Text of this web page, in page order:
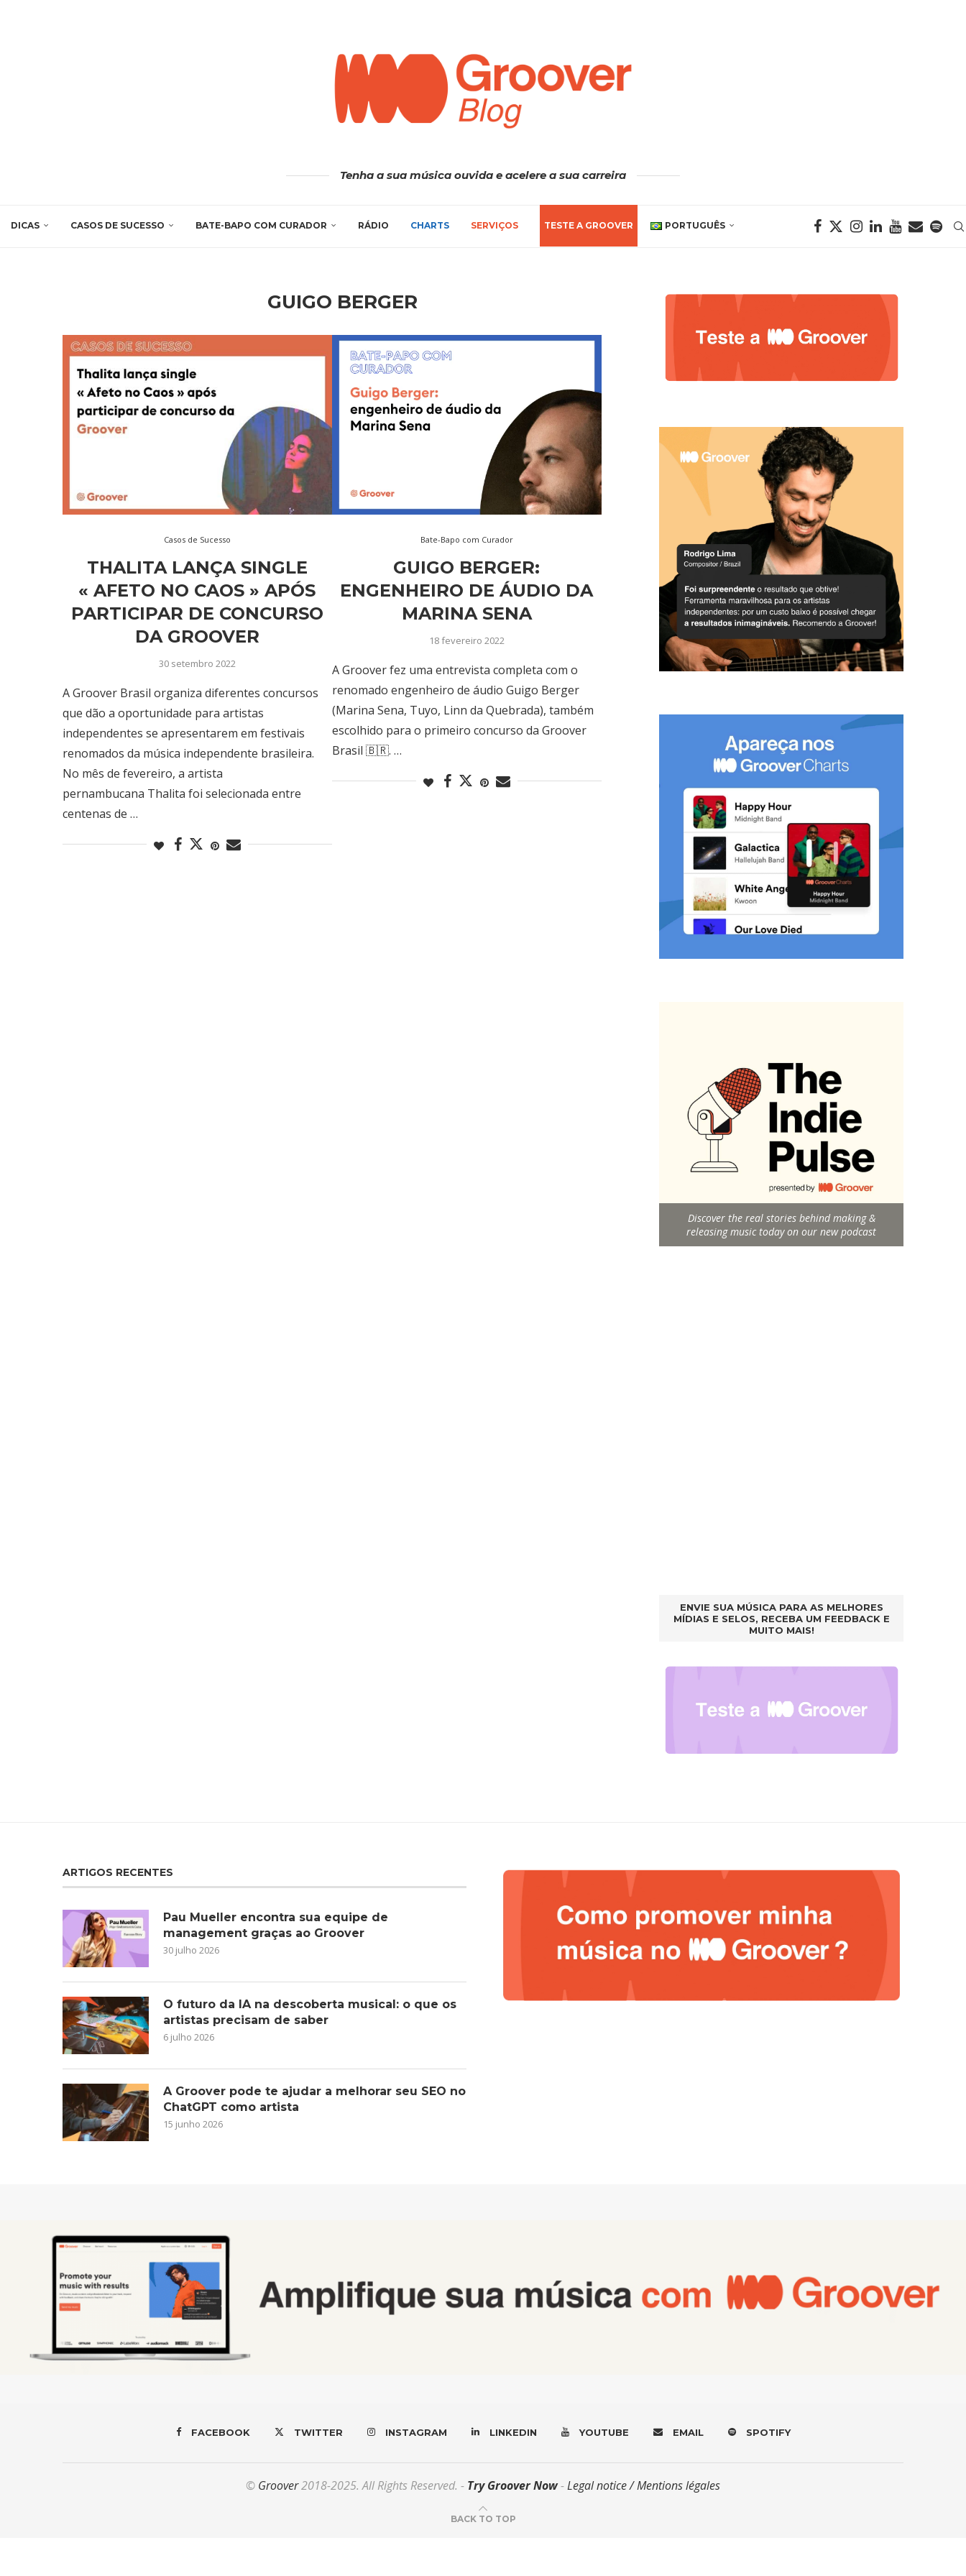
Tenha a sua música ouvida e acelere a sua carreira
DICAS CASOS DE SUCESSO BATE-BAPO COM CURADOR RÁDIO CHARTS SERVIÇOS TESTE A GROOVER PORTUGUÊS
GUIGO BERGER
Casos de Sucesso
THALITA LANÇA SINGLE
« AFETO NO CAOS » APÓS
PARTICIPAR DE CONCURSO
DA GROOVER
30 setembro 2022
A Groover Brasil organiza diferentes concursos
que dão a oportunidade para artistas
independentes se apresentarem em festivais
renomados da música independente brasileira.
No mês de fevereiro, a artista
pernambucana Thalita foi selecionada entre
centenas de …
Bate-Bapo com Curador
GUIGO BERGER:
ENGENHEIRO DE ÁUDIO DA
MARINA SENA
18 fevereiro 2022
A Groover fez uma entrevista completa com o
renomado engenheiro de áudio Guigo Berger
(Marina Sena, Tuyo, Linn da Quebrada), também
escolhido para o primeiro concurso da Groover
Brasil 🇧🇷. …
Discover the real stories behind making &
releasing music today on our new podcast
ENVIE SUA MÚSICA PARA AS MELHORES
MÍDIAS E SELOS, RECEBA UM FEEDBACK E
MUITO MAIS!
ARTIGOS RECENTES
Pau Mueller encontra sua equipe de
management graças ao Groover
30 julho 2026
O futuro da IA na descoberta musical: o que os
artistas precisam de saber
6 julho 2026
A Groover pode te ajudar a melhorar seu SEO no
ChatGPT como artista
15 junho 2026
FACEBOOK TWITTER INSTAGRAM LINKEDIN YOUTUBE EMAIL SPOTIFY
© Groover2018-2025. All Rights Reserved. - Try Groover Now-Legal notice / Mentions légales
BACK TO TOP